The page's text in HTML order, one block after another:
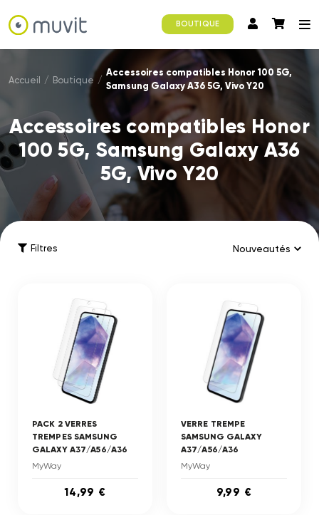
BOUTIQUE
Accueil / Boutique /
Accessoires compatibles Honor 100 5G,
Samsung Galaxy A36 5G, Vivo Y20
Accessoires compatibles Honor
100 5G, Samsung Galaxy A36
5G, Vivo Y20
Filtres
PACK 2 VERRES
TREMPES SAMSUNG
GALAXY A37/A56/A36
MyWay
14,99 €
VERRE TREMPE
SAMSUNG GALAXY
A37/A56/A36
MyWay
9,99 €